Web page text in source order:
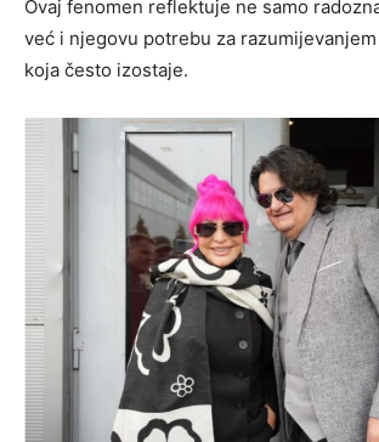
Ovaj fenomen reflektuje ne samo
već i njegovu potrebu za
koja često izostaje.